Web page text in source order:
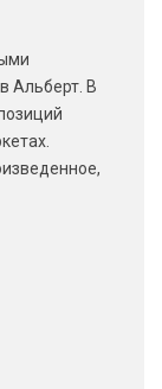
Альберт. В